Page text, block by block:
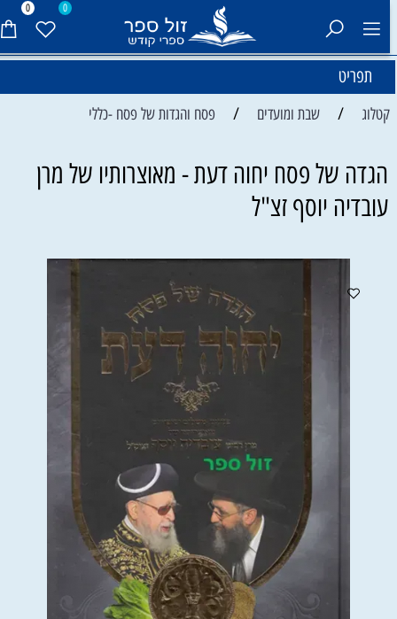
0 0
תפריט
קטלוג / שבת ומועדים / פסח והגדות של פסח -כללי
הגדה של פסח יחוה דעת - מאוצרותיו של מרן
עובדיה יוסף זצ"ל